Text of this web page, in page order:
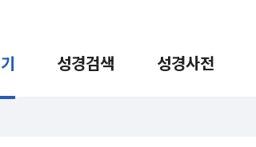
성경검색 성경사전